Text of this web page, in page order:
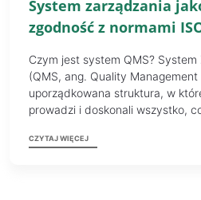
System zarządzania
zgodność z normami
Czym jest system QMS?
(QMS, ang. Quality
uporządkowana struktura, w
prowadzi i doskonali wszystko,
CZYTAJ WIĘCEJ